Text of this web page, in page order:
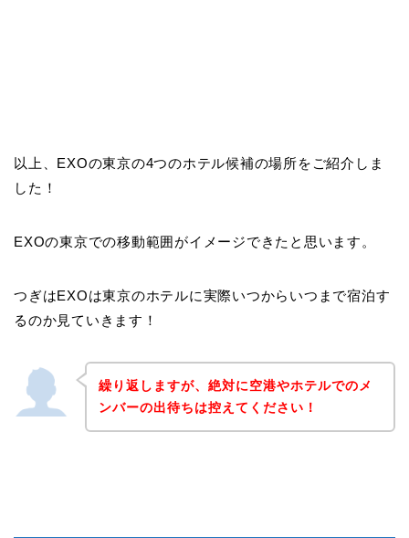
以上、EXOの東京の4つのホテル候補の場所をご紹介しま
した！
EXOの東京での移動範囲がイメージできたと思います。
つぎはEXOは東京のホテルに実際いつからいつまで宿泊す
るのか見ていきます！
繰り返しますが、絶対に空港やホテルでのメ
ンバーの出待ちは控えてください！